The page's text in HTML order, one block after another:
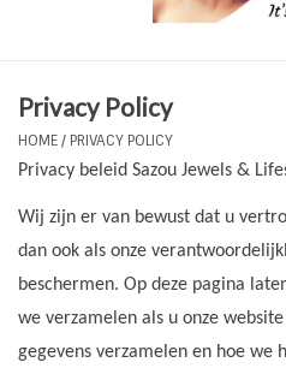
Plus Size Sieraden
Enkelbandjes
Tassen en meer
Haaraccesoires
Privacy Policy
HOME/ PRIVACY POLICY
Privacy beleid Sazou Jewels &
Wij zijn er van bewust dat u
dan ook als onze
beschermen. Op deze pagina
we verzamelen als u onze
gegevens verzamelen en hoe we